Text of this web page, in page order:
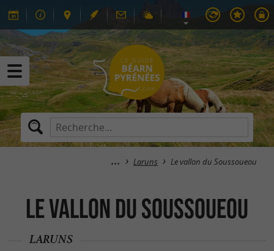
Laruns Le vallon du Soussoueou
Le vallon du Soussoueou
LARUNS